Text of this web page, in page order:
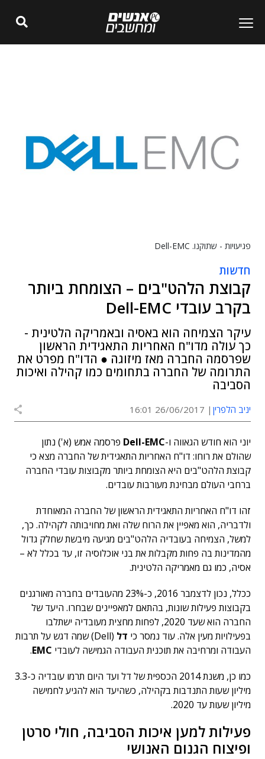
פגיעויות - שתוקנו. Dell-EMC
חדשות
קבוצת הלהט"בים – הצומחת ביותר
בקרב עובדי Dell-EMC
עיקר הצמיחה הוא באסיה ובאמריקה הלטינית -
כך עולה מדו"ח האחריות התאגידית הראשון
שפרסמה החברה מאז מיזוגה ● הדו"ח מפרט את
התרומה של החברה בתחומים כמו קהילה ואיכות
הסביבה
יניב הלפרין 26/06/2017 16:01
יוני הוא חודש הגאווה ו-Dell-EMC פרסמה אמש (א') נתון
שהולם את רוחו: דו"ח האחריות התאגידית של החברה מצא כי
קבוצת הלהט"בים היא הצומחת ביותר מקבוצות עובדי החברה
ברחבי העולם מבחינת מעורבות עובדים.
זהו דו"ח האחריות התאגידית הראשון של החברה המאוחדת
ולדבריה, הוא מאפיין את הרוח שלה ואת מחויבותה לקהילה. כך,
למשל, הצמיחה בעובדיה הלהט"בים מגיעה מיבשת שחלק גדול
מהמדינות בה פחות מקבלות את בני אוכלוסיה זו, עד בכלל לא –
אסיה, כמו גם מאמריקה הלטינית.
ככלל, נכון לדצמבר 2016, כ-23% מהעובדים בחברה מאורגנים
בקבוצות פעילות שונות, בהתאם למאפיינים שבחרו. היעד של
החברה הוא שעד 2020, לפחות מחצית מעובדיה ישתלבו
בפעילויות מעין אלה. עוד נמסר כי דל
(Dell) שמה דגש על תרבות
העבודה ומרחיבה את תוכנית העבודה הגמישה לעובדי EMC
.
כמו כן, משנת 2014 הכספית של דל ועד היום תרמו עובדיה כ-3.3
מיליון שעות התנדבות בקהילה, כשהיעד הוא להגיע לחמישה
מיליון שעות עד 2020.
פעילות למען איכות הסביבה, חולי סרטן
ופיצוח הגנום האנושי